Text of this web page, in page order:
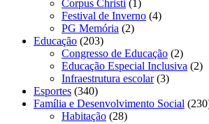
Corpus Christi (1)
Festival de Inverno (4)
PG Memória (2)
Educação (203)
Congresso de Educação (2)
Educação Especial Inclusiva (2)
Infraestrutura escolar(3)
Esportes (340)
Família e Desenvolvimento Social
Habitação (28)